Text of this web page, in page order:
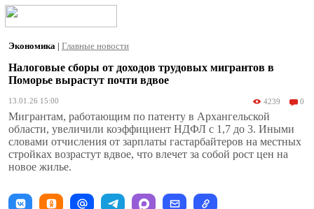
Экономика | Главные новости
Налоговые сборы от доходов трудовых мигрантов в
Поморье вырастут почти вдвое
13.01.26 15:00 4239 0
Мигрантам, работающим по патенту в Архангельской
области, увеличили коэффициент НДФЛ с 1,7 до 3. Иными
словами отчисления от зарплаты гастарбайтеров на местных
стройках возрастут вдвое, что влечет за собой рост цен на
новое жилье.